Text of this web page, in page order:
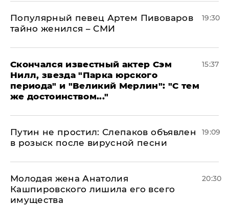
Популярный певец Артем Пивоваров
тайно женился – СМИ
19:30
Скончался известный актер Сэм
Нилл, звезда "Парка юрского
периода" и "Великий Мерлин": "С тем
же достоинством..."
15:37
Путин не простил: Слепаков объявлен
в розыск после вирусной песни
19:09
Молодая жена Анатолия
Кашпировского лишила его всего
имущества
20:30